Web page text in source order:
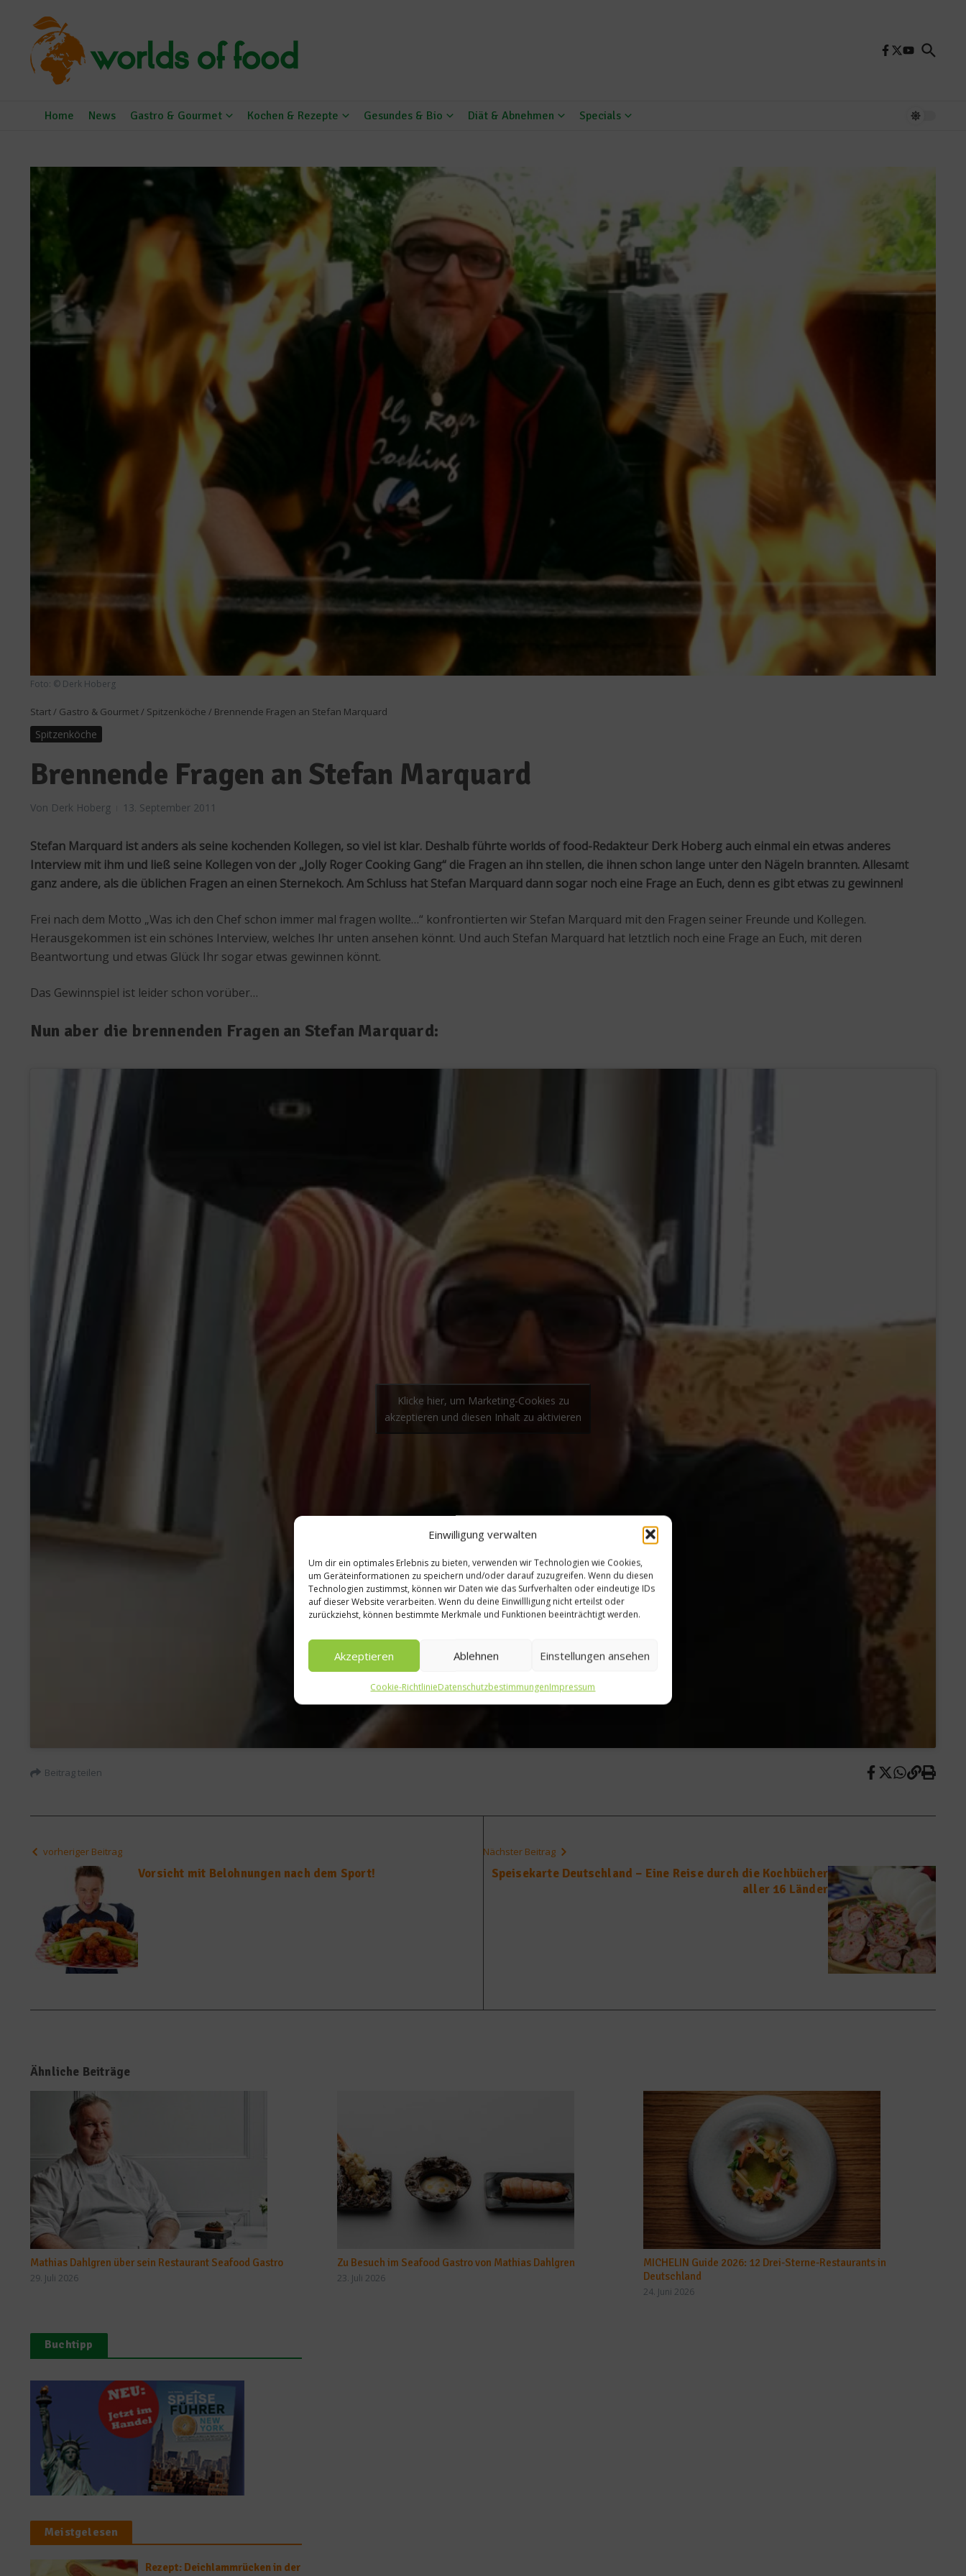
Einwilligung verwalten
Um dir ein optimales Erlebnis zu bieten, verwenden wir Technologien wie Cookies,
um Geräteinformationen zu speichern und/oder darauf zuzugreifen. Wenn du diesen
Technologien zustimmst, können wir Daten wie das Surfverhalten oder eindeutige IDs
auf dieser Website verarbeiten. Wenn du deine Einwillligung nicht erteilst oder
zurückziehst, können bestimmte Merkmale und Funktionen beeinträchtigt werden.
Akzeptieren Ablehnen Einstellungen ansehen
Cookie-RichtlinieDatenschutzbestimmungenImpressum
Home News Gastro & Gourmet Kochen & Rezepte Gesundes & Bio Diät & Abnehmen Specials
Foto: © Derk Hoberg
Start/ Gastro & Gourmet/ Spitzenköche / Brennende Fragen an Stefan Marquard
Spitzenköche
Brennende Fragen an Stefan Marquard
Von Derk Hoberg 13. September 2011
Stefan Marquard ist anders als seine kochenden Kollegen, so viel ist klar. Deshalb führte worlds of food-Redakteur Derk Hoberg auch einmal ein etwas anderes
Interview mit ihm und ließ seine Kollegen von der „Jolly Roger Cooking Gang“ die Fragen an ihn stellen, die ihnen schon lange unter den Nägeln brannten. Allesamt
ganz andere, als die üblichen Fragen an einen Sternekoch. Am Schluss hat Stefan Marquard dann sogar noch eine Frage an Euch, denn es gibt etwas zu gewinnen!
Frei nach dem Motto „Was ich den Chef schon immer mal fragen wollte…“ konfrontierten wir Stefan Marquard mit den Fragen seiner Freunde und Kollegen.
Herausgekommen ist ein schönes Interview, welches Ihr unten ansehen könnt. Und auch Stefan Marquard hat letztlich noch eine Frage an Euch, mit deren
Beantwortung und etwas Glück Ihr sogar etwas gewinnen könnt.
Das Gewinnspiel ist leider schon vorüber…
Nun aber die brennenden Fragen an Stefan Marquard:
Klicke hier, um Marketing-Cookies zu
akzeptieren und diesen Inhalt zu aktivieren
Beitrag teilen
vorheriger Beitrag
Vorsicht mit Belohnungen nach dem Sport!
Nächster Beitrag
Speisekarte Deutschland – Eine Reise durch die Kochbücher
aller 16 Länder
Ähnliche Beiträge
Mathias Dahlgren über sein Restaurant Seafood Gastro
29. Juli 2026
Zu Besuch im Seafood Gastro von Mathias Dahlgren
23. Juli 2026
MICHELIN Guide 2026: 12 Drei-Sterne-Restaurants in
Deutschland
24. Juni 2026
Buchtipp
Meistgelesen
Rezept: Deichlammrücken in der